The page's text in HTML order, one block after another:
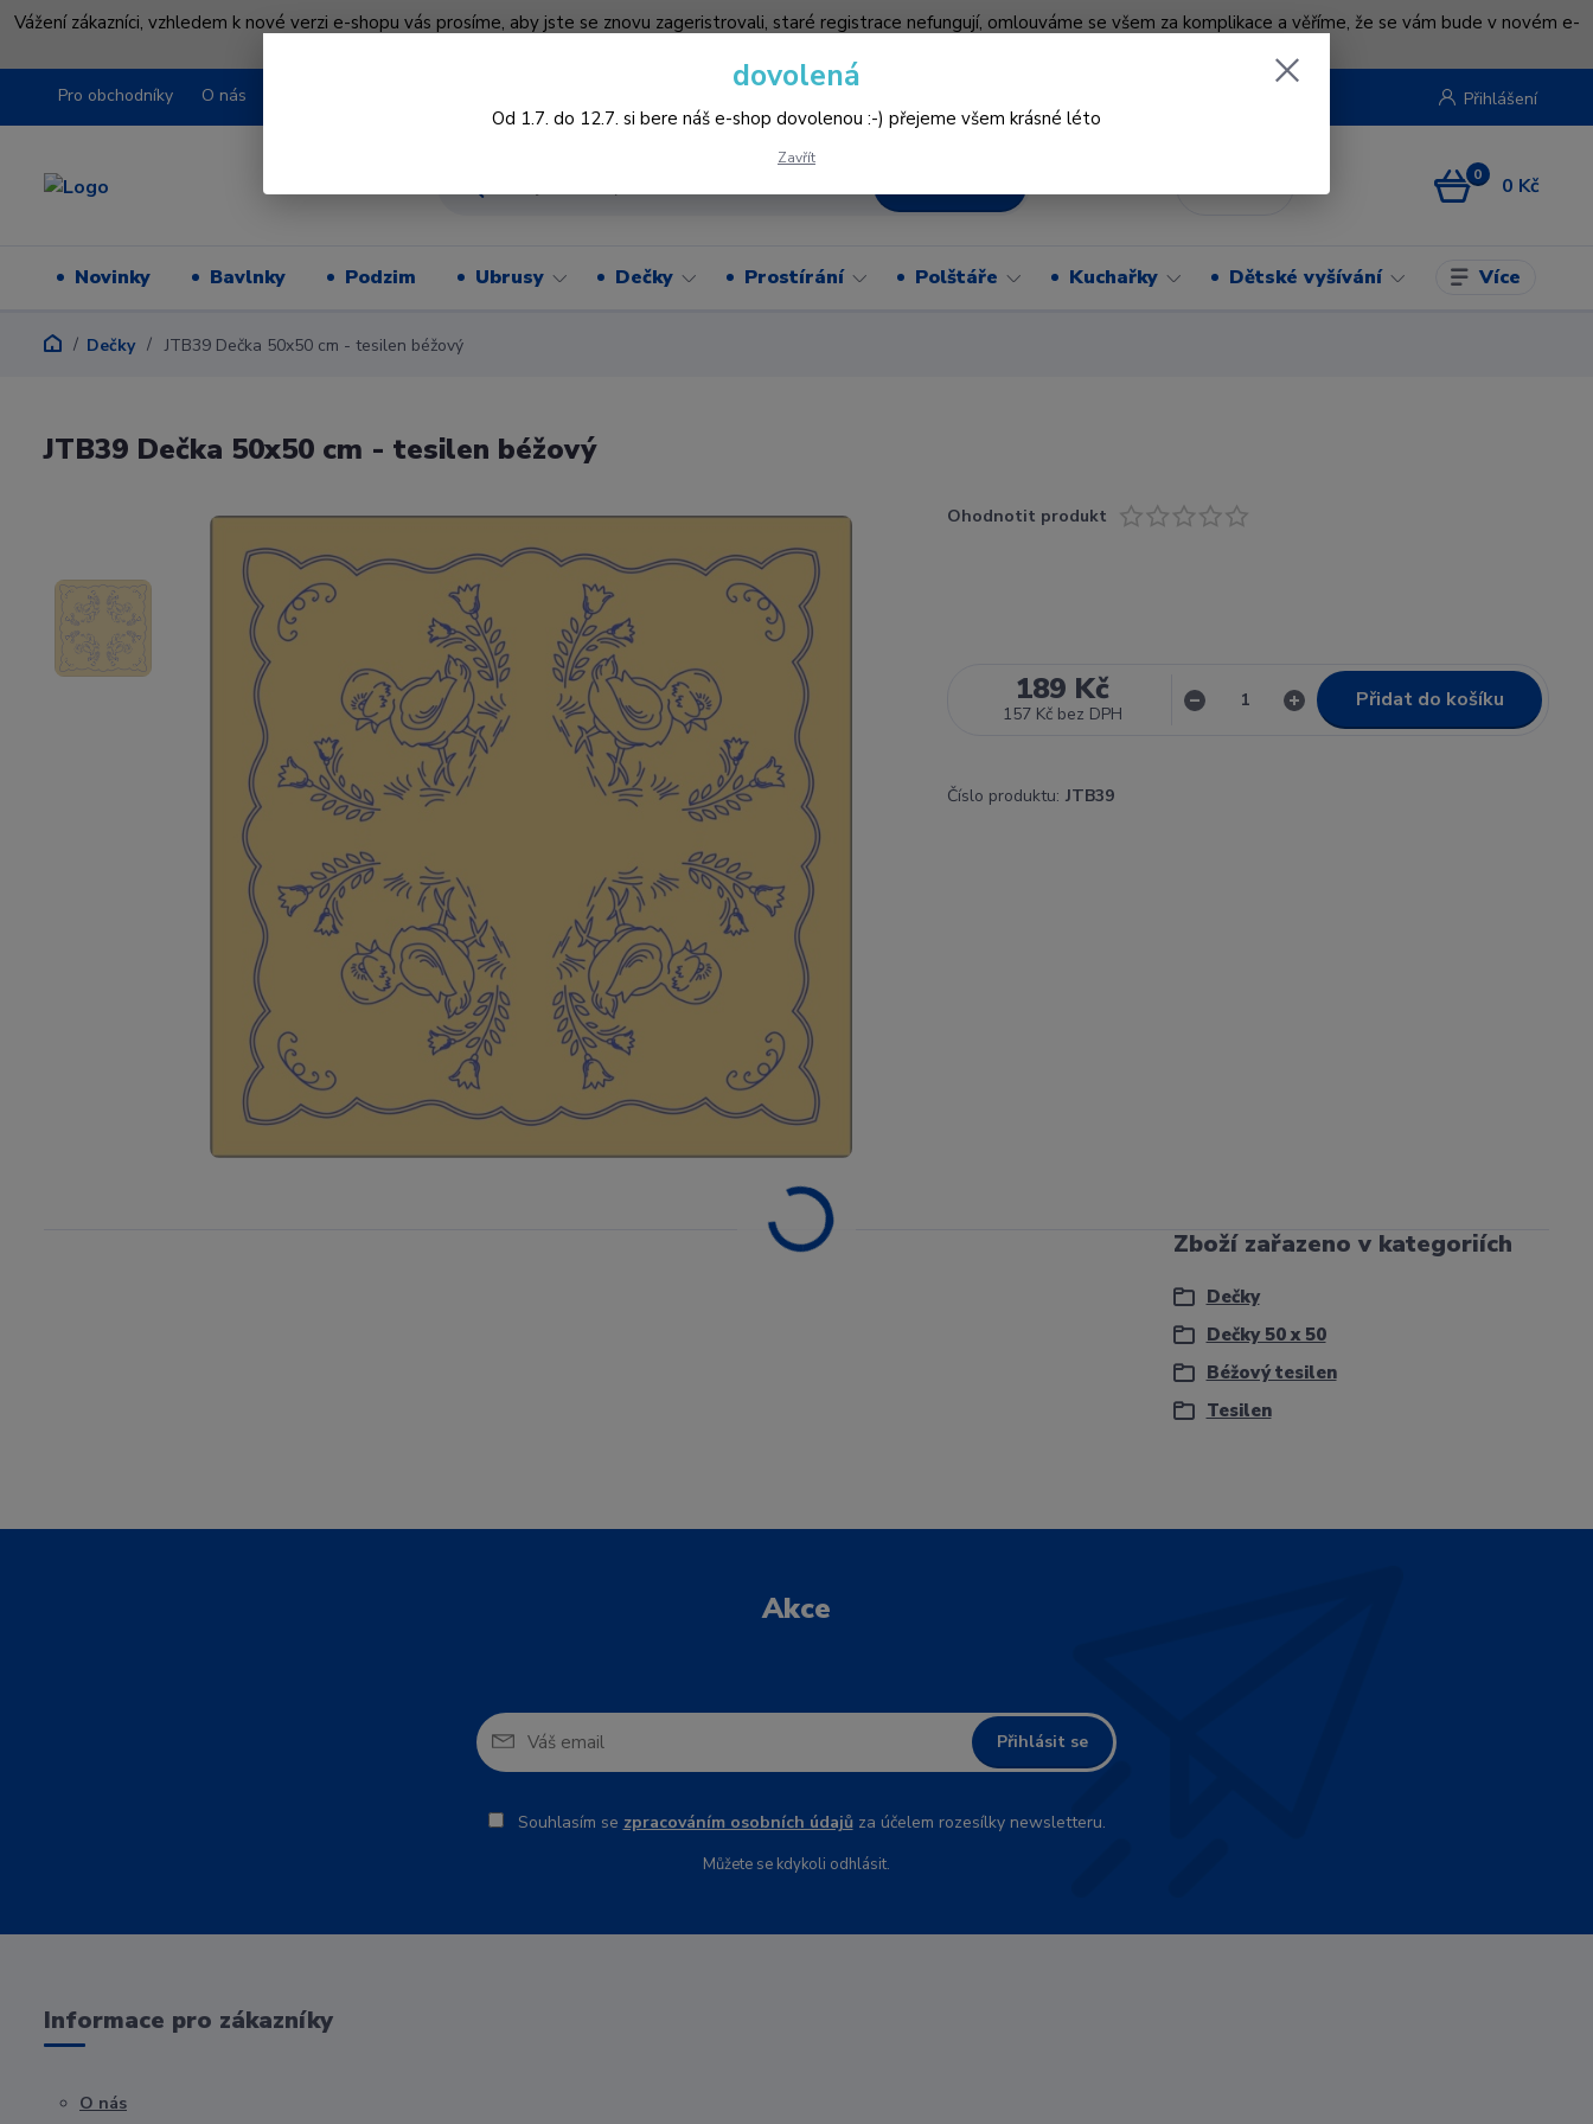
Vážení zákazníci, vzhledem k nové verzi e-shopu vás prosíme, aby jste se znovu zageristrovali, staré registrace nefungují, omlouváme se všem za komplikace a věříme, že se vám bude v novém e-
Pro obchodníky O nás Přihlášení
0 0 Kč
Novinky Bavlnky Podzim Ubrusy Dečky Prostírání Polštáře Kuchařky Dětské vyšívání Více
Dečky JTB39 Dečka 50x50 cm - tesilen béžový
JTB39 Dečka 50x50 cm - tesilen béžový
Ohodnotit produkt
189 Kč
157 Kč bez DPH
Přidat do košíku
Číslo produktu: JTB39
Zboží zařazeno v kategoriích
Dečky
Dečky 50 x 50
Béžový tesilen
Tesilen
Akce
Přihlásit se
Souhlasím se zpracováním osobních údajůza účelem rozesílky newsletteru.
Můžete se kdykoli odhlásit.
Informace pro zákazníky
O nás
dovolená
Od 1.7. do 12.7. si bere náš e-shop dovolenou :-) přejeme všem krásné léto
Zavřít